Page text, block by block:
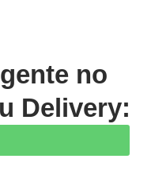
no
Delivery: